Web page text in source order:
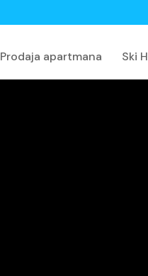
Prodaja apartmana Ski